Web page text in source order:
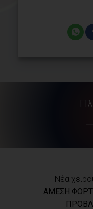
Νέα
ΑΜΕΣΗ